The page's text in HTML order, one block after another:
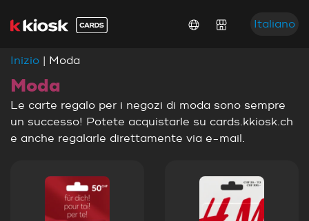
Italiano
Inizio | Moda
Moda
Le carte regalo per i negozi di moda sono sempre
un successo! Potete acquistarle su cards.kkiosk.ch
e anche regalarle direttamente via e-mail.